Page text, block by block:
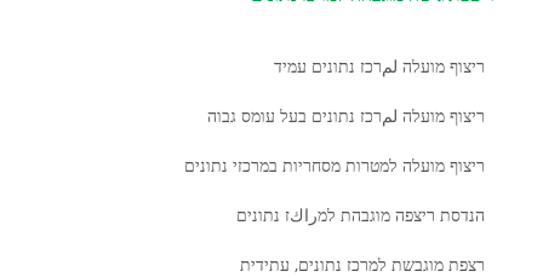
ריצוף מועלה لمרכז נתונים עמיד
ריצוף מועלה لمרכז נתונים בעל עומס גבוה
ריצוף מועלה למטרות מסחריות במרכזי נתונים
הנדסת ריצפה מוגבהת למراكז נתונים
רצפת מוגבשת למרכז נתונים, עתידית